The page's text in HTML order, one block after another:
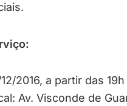
2016, a partir das 19h
Av. Visconde de